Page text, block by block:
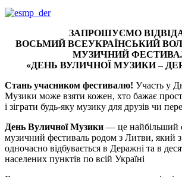
ЗАПРОШУЄМО
ВОСЬМИЙ ВСЕУКРАЇНСЬКИЙ
МУЗИЧНИЙ
«ДЕНЬ ВУЛИЧНОЇ МУЗИКИ–
Стань учасником фестивалю! Участь у
Музики може взяти кожен, хто бажає
і зіграти будь-яку музику для друзів чи
День Вуличної Музики — це найбільший
музичний фестиваль родом з Литви, який
одночасно відбувається в Деражні та в
населених пунктів по всій Україні